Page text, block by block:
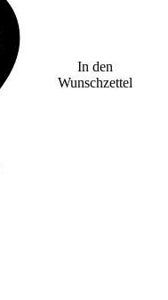
In den
Wunschzettel